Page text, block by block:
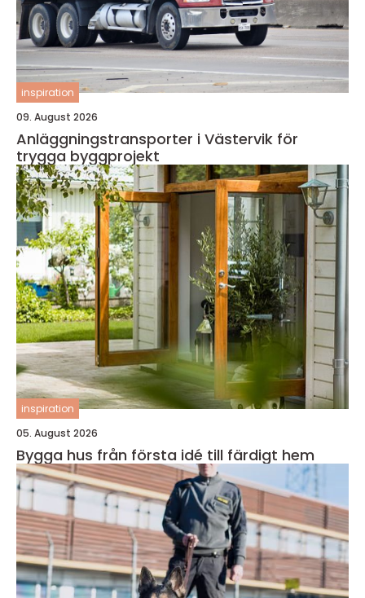
inspiration
09. August 2026
Anläggningstransporter i Västervik för
trygga byggprojekt
inspiration
05. August 2026
Bygga hus från första idé till färdigt hem